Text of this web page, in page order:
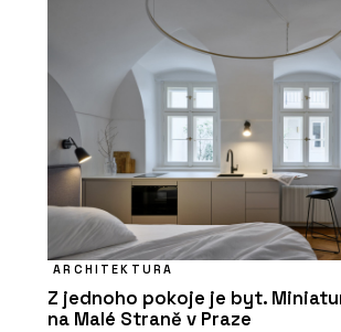
ARCHITEKTURA
Z jednoho pokoje je byt.
na Malé Straně v Praze